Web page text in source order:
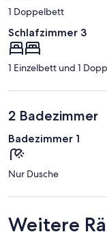
1 Doppelbett
Schlafzimmer 3
1 Einzelbett und 1
2 Badezimmer
Badezimmer 1
Nur Dusche
Weitere